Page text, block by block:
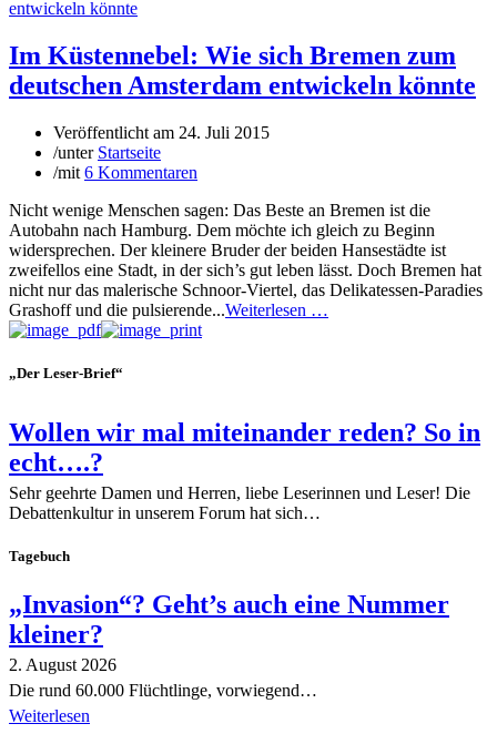
Im Küstennebel: Wie sich Bremen zum
deutschen Amsterdam entwickeln könnte
Veröffentlicht am 24. Juli 2015
/unter Startseite
/mit 6 Kommentaren
Nicht wenige Menschen sagen: Das Beste an Bremen ist die
Autobahn nach Hamburg. Dem möchte ich gleich zu Beginn
widersprechen. Der kleinere Bruder der beiden Hansestädte ist
zweifellos eine Stadt, in der sich’s gut leben lässt. Doch Bremen hat
nicht nur das malerische Schnoor-Viertel, das Delikatessen-Paradies
Grashoff und die pulsierende...Weiterlesen …
„Der Leser-Brief“
Wollen wir mal miteinander reden? So in
echt….?
Sehr geehrte Damen und Herren, liebe Leserinnen und Leser! Die
Debattenkultur in unserem Forum hat sich…
Tagebuch
„Invasion“? Geht’s auch eine Nummer
kleiner?
2. August 2026
Die rund 60.000 Flüchtlinge, vorwiegend…
Weiterlesen